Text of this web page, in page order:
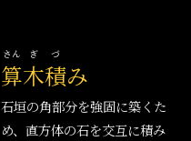
算
さん
木
ぎ
積
づ
み
石垣の角部分を強固に築くた
め、直方体の石を交互に積み